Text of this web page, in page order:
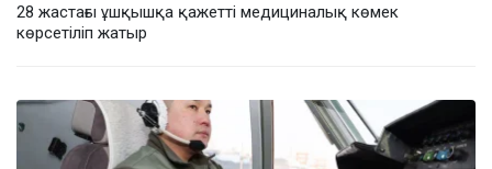
28 жастағы ұшқышқа қажетті медициналық көмек
көрсетіліп жатыр